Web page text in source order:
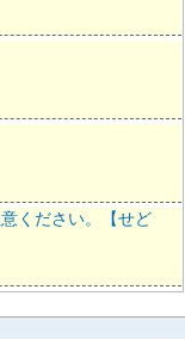
ください。【せど